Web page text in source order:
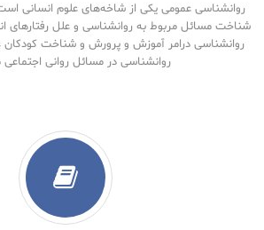
روانشناسی عمومی یکی از شاخه‌های علوم انسانی
شناخت مسائل مربوط به روانشناسی و علل رفتارهای
روانشناسی درامر آموزش و پرورش و شناخت کودکان
روانشناسی در مسائل روانی